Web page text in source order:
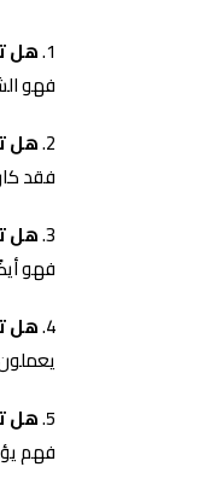
هل
فهو
هل
فقد
هل
فهو
هل
هل
فهم